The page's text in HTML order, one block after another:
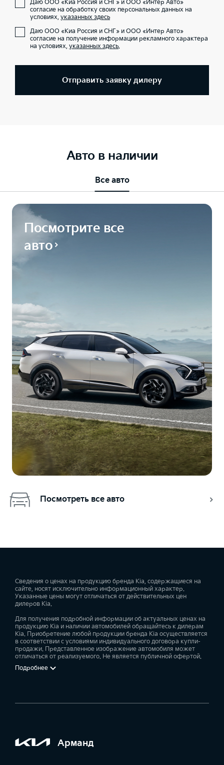
Даю ООО «Киа Россия и СНГ» и ООО «Интер Авто»
согласие на обработку своих персональных данных на
условиях, указанных здесь
Даю ООО «Киа Россия и СНГ» и ООО «Интер Авто»
согласие на получение информации рекламного характера
на условиях, указанных здесь.
Отправить заявку дилеру
Авто в наличии
Все авто
Посмотрите все
авто
Посмотреть все авто
Сведения о ценах на продукцию бренда Kia, содержащиеся на
сайте, носят исключительно информационный характер.
Указанные цены могут отличаться от действительных цен
дилеров Kia.
Для получения подробной информации об актуальных ценах на
продукцию Kia и наличии автомобилей обращайтесь к дилерам
Kia. Приобретение любой продукции бренда Kia осуществляется
в соответствии с условиями индивидуального договора купли-
продажи. Представленное изображение автомобиля может
отличаться от реализуемого. Не является публичной офертой.
Подробнее
Арманд